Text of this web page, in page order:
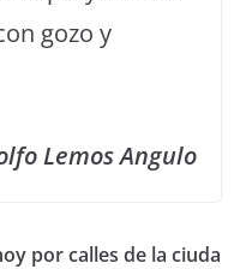
gozo y
Lemos Angulo
por calles de la ciuda